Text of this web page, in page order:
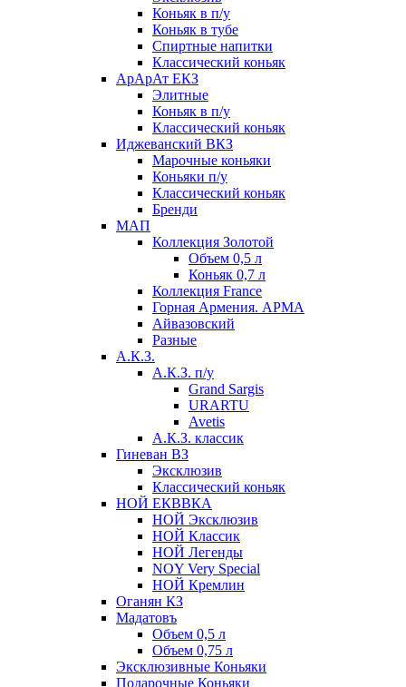
Коньяк в п/у
Коньяк в тубе
Спиртные напитки
Классический коньяк
АрАрАт ЕКЗ
Элитные
Коньяк в п/у
Классический коньяк
Иджеванский ВКЗ
Марочные коньяки
Коньяки п/у
Классический коньяк
Бренди
МАП
Коллекция Золотой
Объем 0,5 л
Коньяк 0,7 л
Коллекция France
Горная Армения. АРМА
Айвазовский
Разные
А.К.З.
А.К.З. п/у
Grand Sargis
URARTU
Avetis
А.К.З. классик
Гиневан ВЗ
Эксклюзив
Классический коньяк
НОЙ ЕКВВКА
НОЙ Эксклюзив
НОЙ Классик
НОЙ Легенды
NOY Very Speсial
НОЙ Кремлин
Оганян КЗ
Мадатовъ
Объем 0,5 л
Объем 0,75 л
Эксклюзивные Коньяки
Подарочные Коньяки